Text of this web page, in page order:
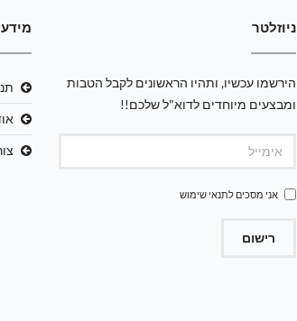
ניוזלטר
הירשמו עכשיו, ותהיו הראשונים לקבל הטבות
ומבצעים מיוחדים לדוא"ל שלכם!!
אני מסכים לתנאי שימוש
רישום
מידע